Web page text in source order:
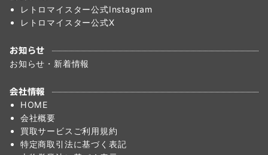
レトロマイスター公式Instagram
レトロマイスター公式X
お知らせ
お知らせ・新着情報
会社情報
HOME
会社概要
買取サービスご利用規約
特定商取引法に基づく表記